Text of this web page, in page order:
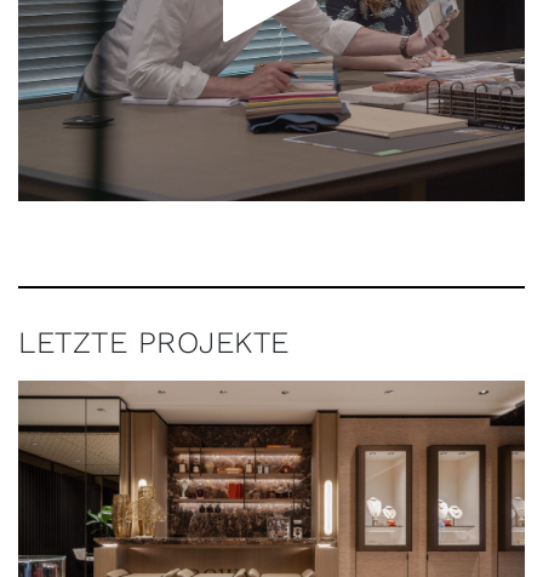
LETZTE PROJEKTE